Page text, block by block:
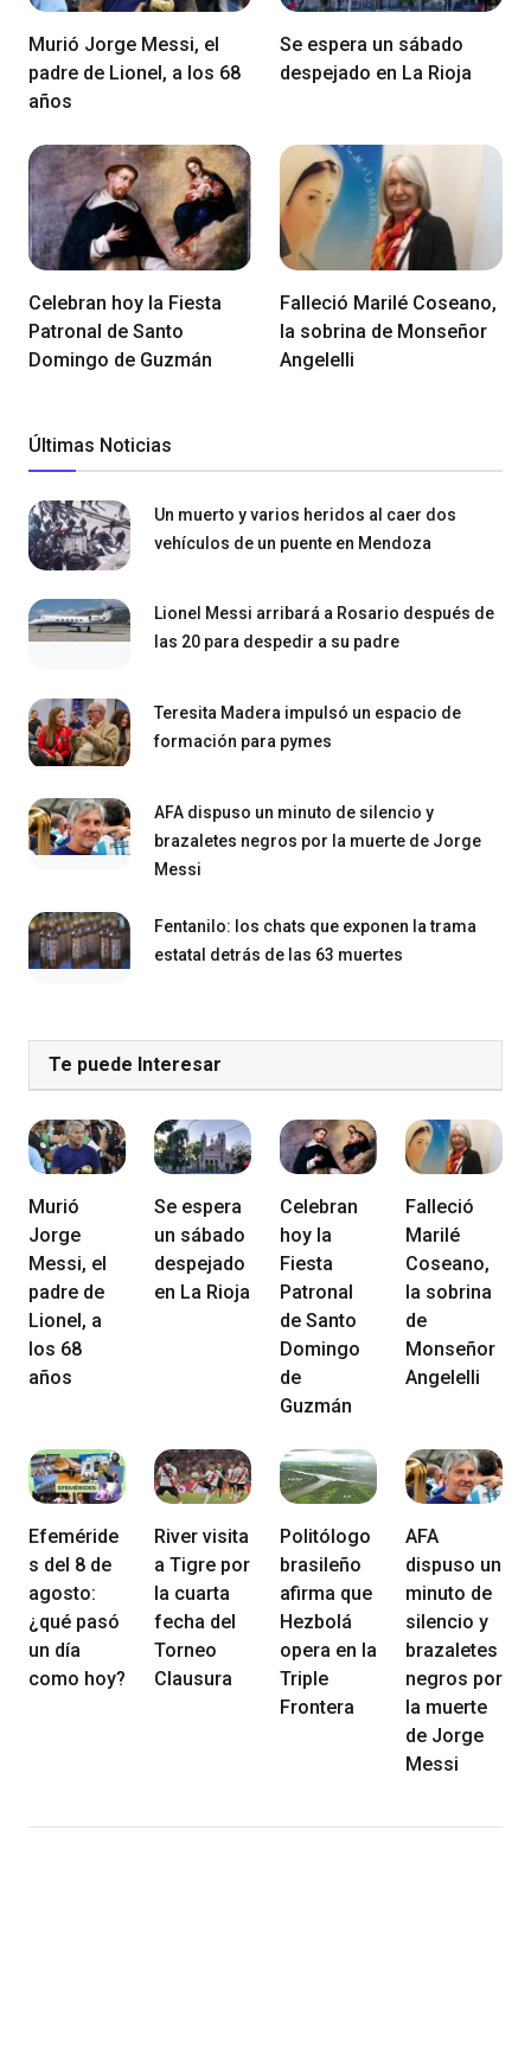
Murió Jorge Messi, el
padre de Lionel, a los 68
años
Se espera un sábado
despejado en La Rioja
Celebran hoy la Fiesta
Patronal de Santo
Domingo de Guzmán
Falleció Marilé Coseano,
la sobrina de Monseñor
Angelelli
Últimas Noticias
Un muerto y varios heridos al caer dos
vehículos de un puente en Mendoza
Lionel Messi arribará a Rosario después de
las 20 para despedir a su padre
Teresita Madera impulsó un espacio de
formación para pymes
AFA dispuso un minuto de silencio y
brazaletes negros por la muerte de Jorge
Messi
Fentanilo: los chats que exponen la trama
estatal detrás de las 63 muertes
Te puede Interesar
Murió
Jorge
Messi, el
padre de
Lionel, a
los 68
años
Se espera
un sábado
despejado
en La Rioja
Celebran
hoy la
Fiesta
Patronal
de Santo
Domingo
de
Guzmán
Falleció
Marilé
Coseano,
la sobrina
de
Monseñor
Angelelli
Efeméride
s del 8 de
agosto:
¿qué pasó
un día
como hoy?
River visita
a Tigre por
la cuarta
fecha del
Torneo
Clausura
Politólogo
brasileño
afirma que
Hezbolá
opera en la
Triple
Frontera
AFA
dispuso un
minuto de
silencio y
brazaletes
negros por
la muerte
de Jorge
Messi